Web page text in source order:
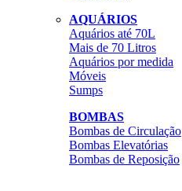
AQUÁRIOS
Aquários até 70L
Mais de 70 Litros
Aquários por medida
Móveis
Sumps
BOMBAS
Bombas de Circulação
Bombas Elevatórias
Bombas de Reposição